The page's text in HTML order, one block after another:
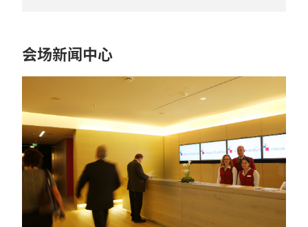
会场新闻中心